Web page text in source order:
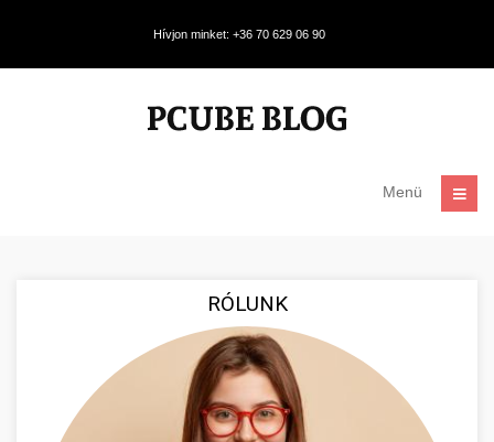
Hívjon minket: +36 70 629 06 90
Menü
RÓLUNK